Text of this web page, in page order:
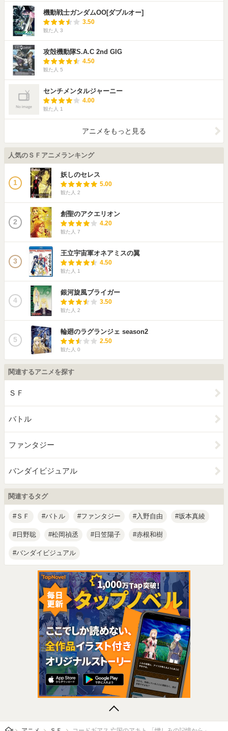
機動戦士ガンダムOO[ダブルオー]
3.50
観た人 3
攻殻機動隊S.A.C 2nd GIG
4.50
観た人 5
センチメンタルジャーニー
4.00
観た人 1
アニメをもっと見る
人気のＳＦアニメランキング
1
妖しのセレス
5.00
観た人 2
2
創聖のアクエリオン
4.20
観た人 7
3
王立宇宙軍オネアミスの翼
4.50
観た人 1
4
銀河旋風ブライガー
3.50
観た人 2
5
輪廻のラグランジェ season2
2.50
観た人 0
関連するアニメを探す
ＳＦ
バトル
ファンタジー
バンダイビジュアル
関連するタグ
ＳＦ バトル ファンタジー 入野自由 坂本真綾
日野聡 松岡禎丞 日笠陽子 赤根和樹
バンダイビジュアル